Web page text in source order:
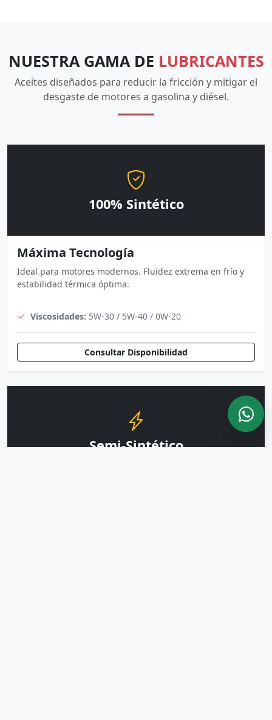
NUESTRA GAMA DE LUBRICANTES
Aceites diseñados para reducir la fricción y mitigar el
desgaste de motores a gasolina y diésel.
100% Sintético
Máxima Tecnología
Ideal para motores modernos. Fluidez extrema en frío y
estabilidad térmica óptima.
Viscosidades: 5W-30 / 5W-40 / 0W-20
Consultar Disponibilidad
Semi-Sintético